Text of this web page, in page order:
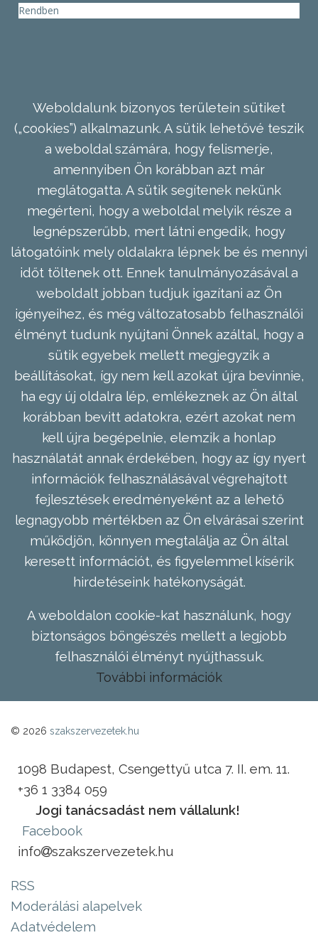
Rendben
Weboldalunk bizonyos területein sütiket
(„cookies”) alkalmazunk. A sütik lehetővé teszik
a weboldal számára, hogy felismerje,
amennyiben Ön korábban azt már
meglátogatta. A sütik segítenek nekünk
megérteni, hogy a weboldal melyik része a
legnépszerűbb, mert látni engedik, hogy
látogatóink mely oldalakra lépnek be és mennyi
időt töltenek ott. Ennek tanulmányozásával a
weboldalt jobban tudjuk igazítani az Ön
igényeihez, és még változatosabb felhasználói
élményt tudunk nyújtani Önnek azáltal, hogy a
sütik egyebek mellett megjegyzik a
beállításokat, így nem kell azokat újra bevinnie,
ha egy új oldalra lép, emlékeznek az Ön által
korábban bevitt adatokra, ezért azokat nem
kell újra begépelnie, elemzik a honlap
használatát annak érdekében, hogy az így nyert
információk felhasználásával végrehajtott
fejlesztések eredményeként az a lehető
legnagyobb mértékben az Ön elvárásai szerint
működjön, könnyen megtalálja az Ön által
keresett információt, és figyelemmel kísérik
hirdetéseink hatékonyságát.
A weboldalon cookie-kat használunk, hogy
biztonságos böngészés mellett a legjobb
felhasználói élményt nyújthassuk.
További információk
© 2026 szakszervezetek.hu
1098 Budapest, Csengettyű utca 7. II. em. 11.
+36 1 3384 059
Jogi tanácsadást nem vállalunk!
Facebook
info
szakszervezetek.hu
RSS
Moderálási alapelvek
Adatvédelem